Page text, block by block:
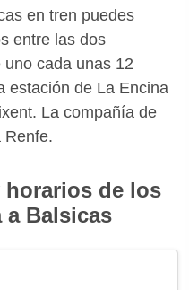
en tren puedes
entre las dos
cada unas 12
estación de La Encina
La compañía de
Renfe.
de los
a Balsicas